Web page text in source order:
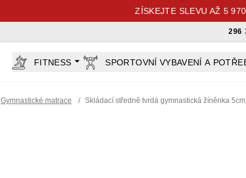
ZÍSKEJTE SLEVU AŽ 5
296
FITNESS SPORTOVNÍ VYBAVENÍ A
Gymnastické matrace / Skládací středně tvrdá gymnastická žíněnka